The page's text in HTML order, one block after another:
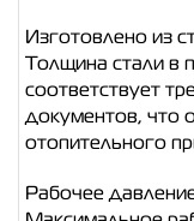
Изготовлено из
Толщина стали в
соответствует
документов, что
отопительного
Рабочее